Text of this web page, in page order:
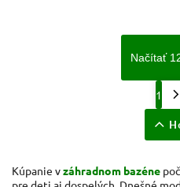
Načítať
1
Kúpanie vzáhradnom bazéne